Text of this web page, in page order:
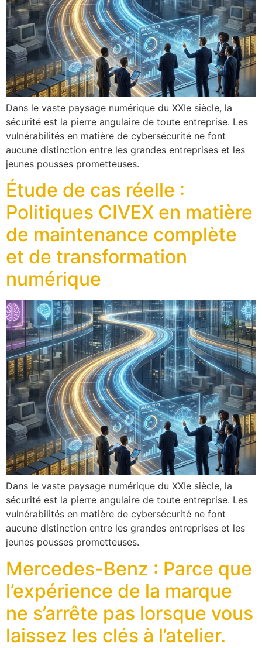
Dans le vaste paysage numérique du XXIe siècle, la
sécurité est la pierre angulaire de toute entreprise. Les
vulnérabilités en matière de cybersécurité ne font
aucune distinction entre les grandes entreprises et les
jeunes pousses prometteuses.
Étude de cas réelle :
Politiques CIVEX en matière
de maintenance complète
et de transformation
numérique
Dans le vaste paysage numérique du XXIe siècle, la
sécurité est la pierre angulaire de toute entreprise. Les
vulnérabilités en matière de cybersécurité ne font
aucune distinction entre les grandes entreprises et les
jeunes pousses prometteuses.
Mercedes-Benz : Parce que
l’expérience de la marque
ne s’arrête pas lorsque vous
laissez les clés à l’atelier.